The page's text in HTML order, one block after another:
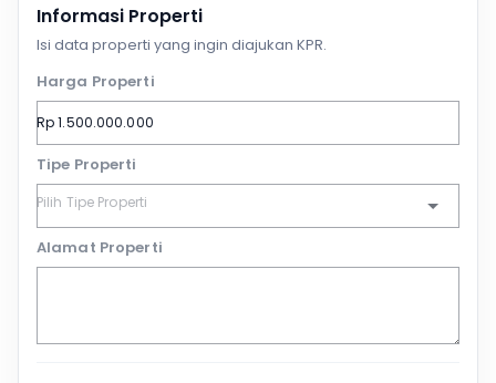
Informasi Properti
Isi data properti yang ingin diajukan KPR.
Harga Properti
Tipe Properti
Alamat Properti